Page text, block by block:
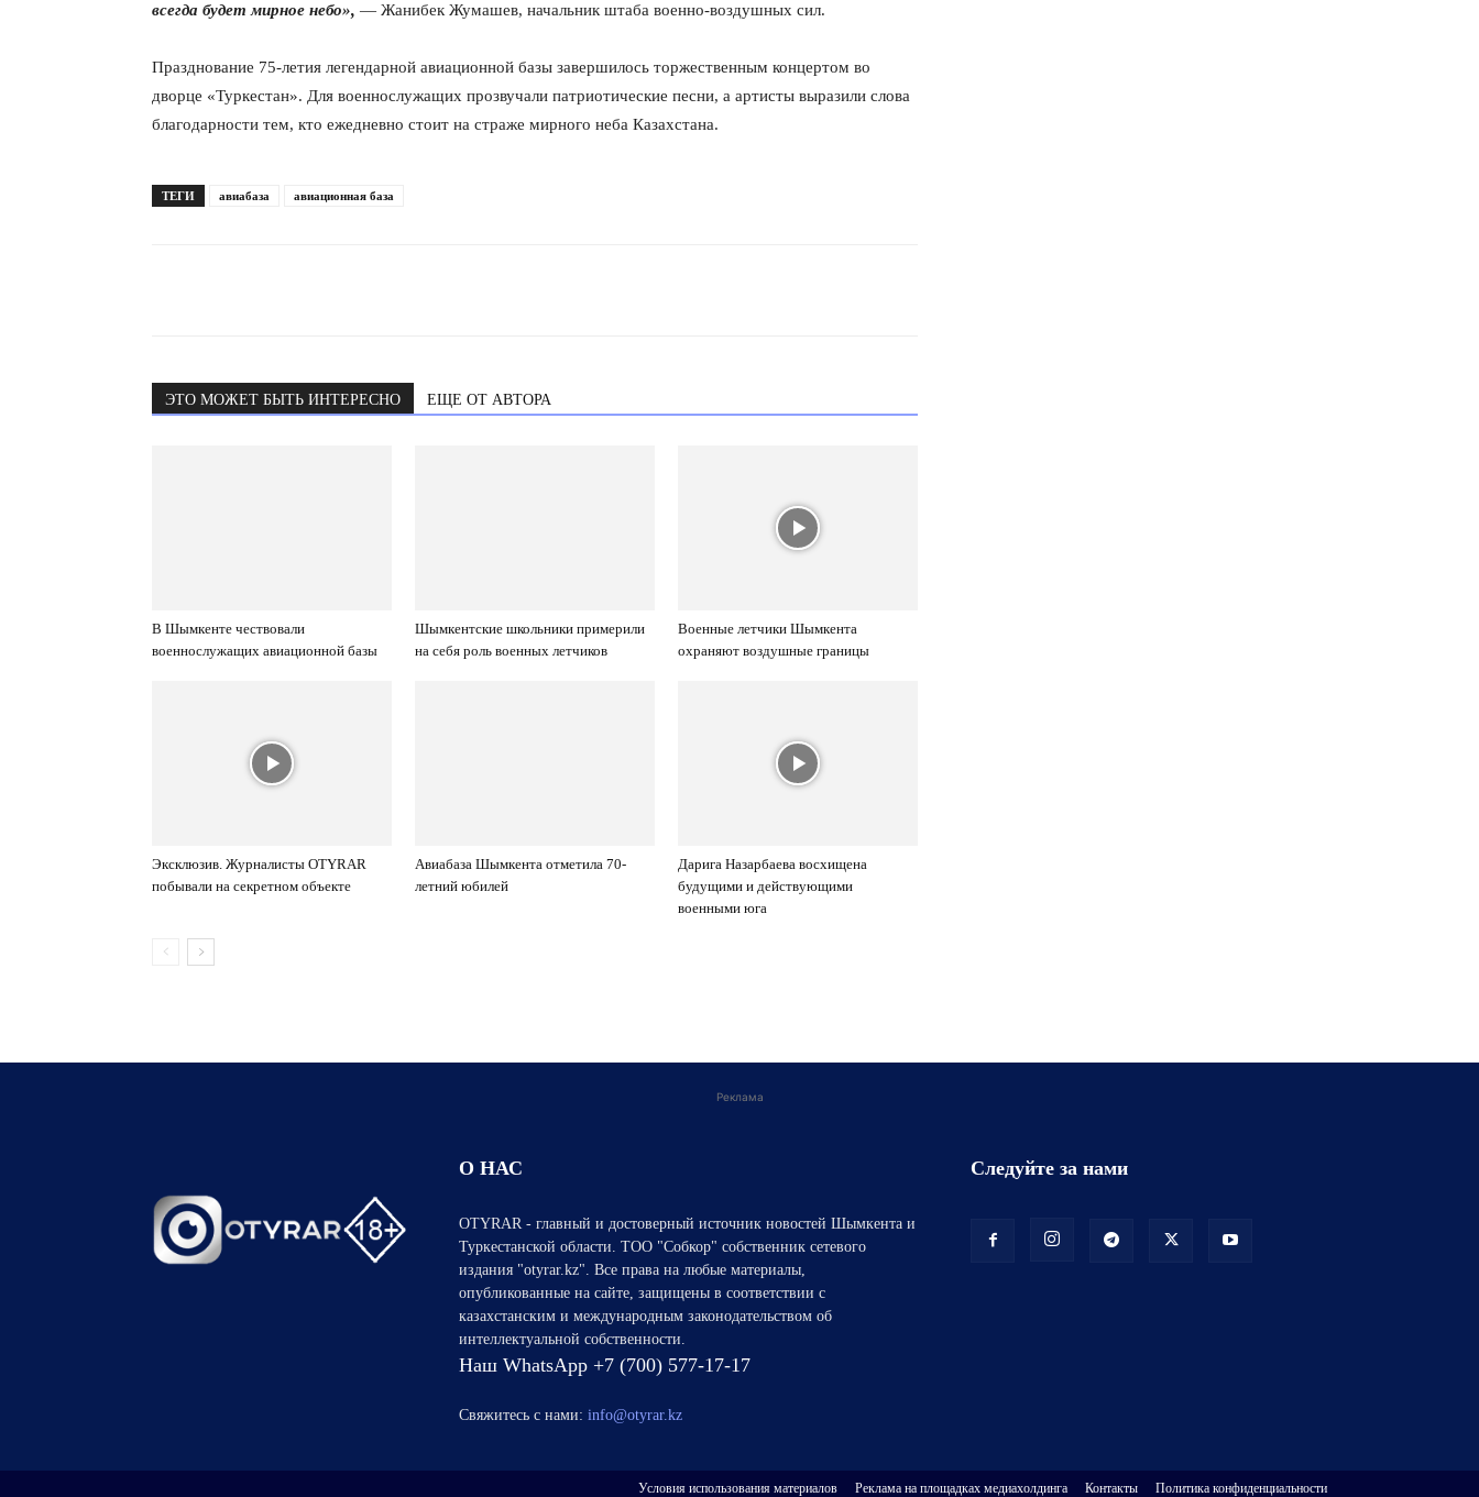
всегда будет мирное небо», — Жанибек Жумашев, начальник штаба военно-воздушных сил.
Празднование 75-летия легендарной авиационной базы завершилось торжественным концертом во
дворце «Туркестан». Для военнослужащих прозвучали патриотические песни, а артисты выразили слова
благодарности тем, кто ежедневно стоит на страже мирного неба Казахстана.
ТЕГИ авиабаза авиационная база
ЭТО МОЖЕТ БЫТЬ ИНТЕРЕСНО ЕЩЕ ОТ АВТОРА
В Шымкенте чествовали
военнослужащих авиационной базы
Шымкентские школьники примерили
на себя роль военных летчиков
Военные летчики Шымкента
охраняют воздушные границы
Эксклюзив. Журналисты OTYRAR
побывали на секретном объекте
Авиабаза Шымкента отметила 70-
летний юбилей
Дарига Назарбаева восхищена
будущими и действующими
военными юга
Реклама
О НАС
OTYRAR - главный и достоверный источник новостей Шымкента и
Туркестанской области. ТОО "Собкор" собственник сетевого
издания "otyrar.kz". Все права на любые материалы,
опубликованные на сайте, защищены в соответствии с
казахстанским и международным законодательством об
интеллектуальной собственности.
Наш WhatsApp +7 (700) 577-17-17
Свяжитесь с нами: info@otyrar.kz
Следуйте за нами
Условия использования материалов Реклама на площадках медиахолдинга Контакты Политика конфиденциальности